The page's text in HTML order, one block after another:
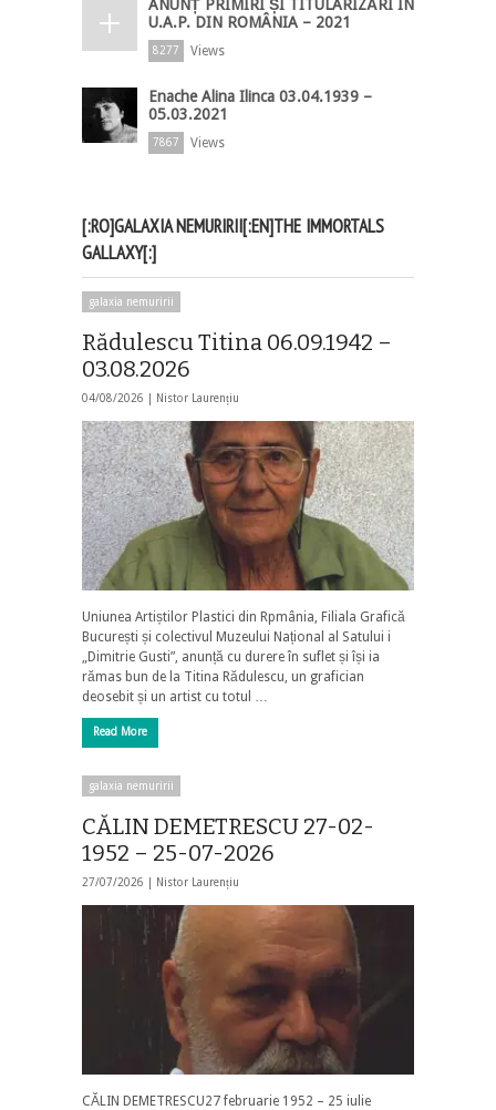
ANUNȚ PRIMIRI ȘI TITULARIZĂRI ÎN
U.A.P. DIN ROMÂNIA – 2021
8277 Views
Enache Alina Ilinca 03.04.1939 –
05.03.2021
7867 Views
[:RO]GALAXIA NEMURIRII[:EN]THE IMMORTALS
GALLAXY[:]
galaxia nemuririi
Rădulescu Titina 06.09.1942 –
03.08.2026
04/08/2026 | Nistor Laurențiu
Uniunea Artiștilor Plastici din Rpmânia, Filiala Grafică
București și colectivul Muzeului Național al Satului i
„Dimitrie Gusti”, anunță cu durere în suflet și își ia
rămas bun de la Titina Rădulescu, un grafician
deosebit și un artist cu totul …
Read More
galaxia nemuririi
CĂLIN DEMETRESCU 27-02-
1952 – 25-07-2026
27/07/2026 | Nistor Laurențiu
CĂLIN DEMETRESCU27 februarie 1952 – 25 iulie